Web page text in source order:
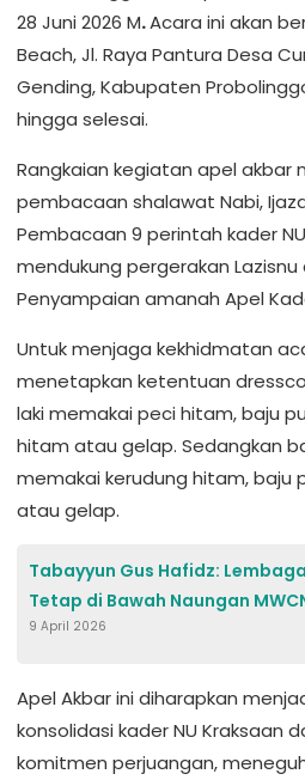
28 Juni 2026 M.Acara ini akan
Beach, Jl. Raya Pantura Desa
Gending, Kabupaten
hingga selesai.
Rangkaian kegiatan apel akbar
pembacaan shalawat Nabi,
Pembacaan 9 perintah kader NU
mendukung pergerakan Lazisnu
Penyampaian amanah Apel
Untuk menjaga kekhidmatan
menetapkan ketentuan
laki memakai peci hitam, baju
hitam atau gelap. Sedangkan
memakai kerudung hitam, baju
atau gelap.
Tabayyun Gus Hafidz:
Tetap di Bawah Naungan
9 April 2026
Apel Akbar ini diharapkan
konsolidasi kader NU Kraksaan
komitmen perjuangan,